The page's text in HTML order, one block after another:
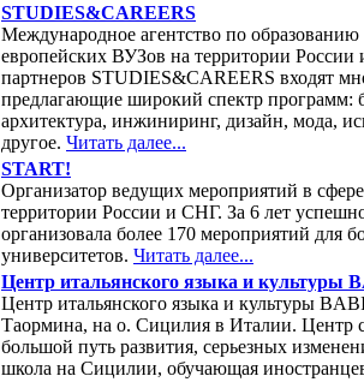
STUDIES&CAREERS
Международное агентство по
европейских ВУЗов на территории
партнеров STUDIES&CAREERS входят
предлагающие широкий спектр программ:
архитектура, инжиниринг, дизайн, мода,
другое. Читать далее...
START!
Организатор ведущих мероприятий в
территории России и СНГ. За 6 лет
организовала более 170 мероприятий для
университетов. Читать далее...
Центр итальянского языка и
Центр итальянского языка и культуры
Таормина, на о. Сицилия в Италии. Центр
большой путь развития, серьезных
школа на Сицилии, обучающая